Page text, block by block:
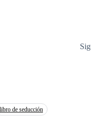
libro de seducción